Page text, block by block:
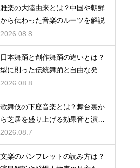
雅楽の大陸由来とは？中国や朝鮮
から伝わった音楽のルーツを解説
2026.08.8
日本舞踊と創作舞踊の違いとは？
型に則った伝統舞踊と自由な発想
の新作ダンス！表現の枠組みや題
材の違いを解説
2026.08.8
歌舞伎の下座音楽とは？舞台裏か
ら芝居を盛り上げる効果音と演奏
を解説
2026.08.7
文楽のパンフレットの読み方は？